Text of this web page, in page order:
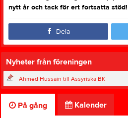
nytt år och tack för ert fortsatta stöd!
Dela
Nyheter från föreningen
Ahmed Hussain till Assyriska BK
På gång Kalender